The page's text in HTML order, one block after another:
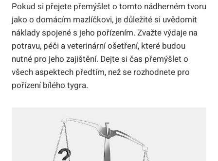
Pokud si přejete přemýšlet o tomto nádherném ​tvoru
jako o domácím mazlíčkovi, je důležité si uvědomit
náklady spojené s jeho pořízením. Zvažte výdaje na
potravu, ‌péči a veterinární ošetření, které budou
nutné pro jeho zajištění. ⁣Dejte si čas přemýšlet o
všech aspektech předtím, než se rozhodnete pro
pořízení bílého tygra.